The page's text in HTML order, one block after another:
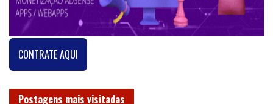
CONTRATE AQUI
Postagens mais visitadas